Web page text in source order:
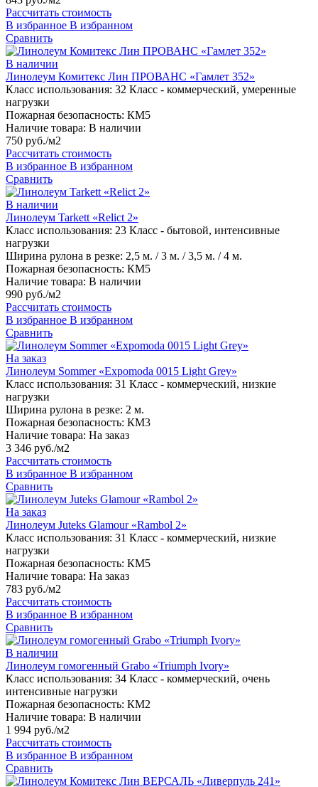
Рассчитать стоимость
В избранное В избранном
Сравнить
В наличии
Линолеум Комитекс Лин ПРОВАНС «Гамлет 352»
Класс использования: 32 Класс - коммерческий, умеренные
нагрузки
Пожарная безопасность: КМ5
Наличие товара: В наличии
750 руб./м2
Рассчитать стоимость
В избранное В избранном
Сравнить
В наличии
Линолеум Tarkett «Relict 2»
Класс использования: 23 Класс - бытовой, интенсивные
нагрузки
Ширина рулона в резке: 2,5 м. / 3 м. / 3,5 м. / 4 м.
Пожарная безопасность: КМ5
Наличие товара: В наличии
990 руб./м2
Рассчитать стоимость
В избранное В избранном
Сравнить
На заказ
Линолеум Sommer «Expomoda 0015 Light Grey»
Класс использования: 31 Класс - коммерческий, низкие
нагрузки
Ширина рулона в резке: 2 м.
Пожарная безопасность: КМ3
Наличие товара: На заказ
3 346 руб./м2
Рассчитать стоимость
В избранное В избранном
Сравнить
На заказ
Линолеум Juteks Glamour «Rambol 2»
Класс использования: 31 Класс - коммерческий, низкие
нагрузки
Пожарная безопасность: КМ5
Наличие товара: На заказ
783 руб./м2
Рассчитать стоимость
В избранное В избранном
Сравнить
В наличии
Линолеум гомогенный Grabo «Triumph Ivory»
Класс использования: 34 Класс - коммерческий, очень
интенсивные нагрузки
Пожарная безопасность: КМ2
Наличие товара: В наличии
1 994 руб./м2
Рассчитать стоимость
В избранное В избранном
Сравнить